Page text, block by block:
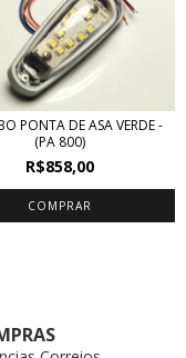
PONTA DE ASA VERDE -
(PA 800)
R$858,00